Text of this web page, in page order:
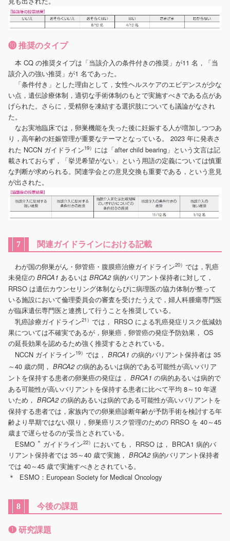
❿ 推奨のタイプ
本 CQ の推奨タイプは「当該介入の条件付きの推奨」が11 名，「当
該介入の強い推奨」が1 名であった。
「条件付き」とした理由として，女性ヘルスケアのエビデンスが少な
い点，遺伝診療体制，適切な手術体制のもとで実施すべきである点があ
げられた。さらに，受精卵を凍結する選択肢についても議論がなされ
た。
なお実地臨床では，卵巣機能を失った後に妊娠する人が増加しつつあ
り，高年齢の妊娠管理が重要なテーマとなっている。 2023 年に発表さ
れた NCCN ガイドライン19） には「after child bearing」という文言は記
載されておらず，「挙児希望がない」という用語の定義については慎重
な判断が求められる。関連学会との意見交換も重要である，という意見
が出された。
7 関連ガイドラインにおける記載
わが国の卵巣がん・卵管癌・腹膜癌治療ガイドライン20） では，乳癌
未発症の BRCA1 あるいは BRCA2病的バリアント保持者に対して，
RRSO は遺伝カウンセリング体制ならびに病理医の協力体制が整って
いる施設において倫理委員会の審査を受けたうえで，婦人科腫瘍専門医
が臨床遺伝専門医と連携して行うことを推奨している。
乳癌診療ガイドライン21） では， RRSO による乳癌発症リスク低減効
果については不確実であるが，卵巣癌，卵管癌の発症予防効果， OS
の延長効果を認めるため強く推奨するとされている。
NCCN ガイドライン19） では， BRCA1 の病的バリアント保持者は 35
～40 歳の間， BRCA2の病的あるいは病的である可能性が高いバリア
ントを保持する患者の卵巣癌の発症は， BRCA1 の病的あるいは病的で
ある可能性が高いバリアントを保持する患者に比べて平均 8～10 年遅
いため， BRCA2の病的あるいは病的である可能性が高いバリアントを
保持する患者では，家族内での卵巣癌診断年齢が予防手術を検討する年
齢より早期ではない限り，卵巣癌リスク管理のための RRSO を 40～45
歳まで遅らせるのが妥当とされている。
ESMO＊ ガイドライン22） においても， RRSO は， BRCA1 病的バ
リアント保持者では 35～40 歳で実施， BRCA2病的バリアント保持者
では 40～45 歳で実施すべきとされている。
ESMO：European Society for Medical Oncology
8
今後の課題
❶ 研究課題